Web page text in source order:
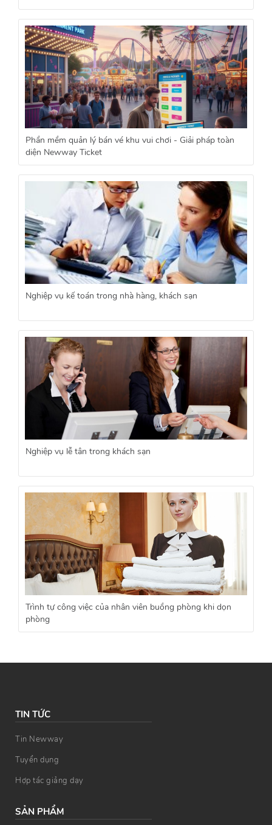
Phần mềm quản lý bán vé khu vui chơi - Giải pháp toàn
diện Newway Ticket
Nghiệp vụ kế toán trong nhà hàng, khách sạn
Nghiệp vụ lễ tân trong khách sạn
Trình tự công việc của nhân viên buồng phòng khi dọn
phòng
TIN TỨC
Tin Newway
Tuyển dụng
Hợp tác giảng dạy
SẢN PHẨM